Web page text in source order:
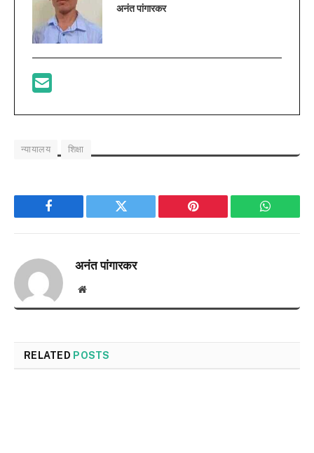
अनंत पांगारकर
न्यायालय शिक्षा
Facebook Twitter Pinterest
अनंत पांगारकर
Website
RELATED POSTS